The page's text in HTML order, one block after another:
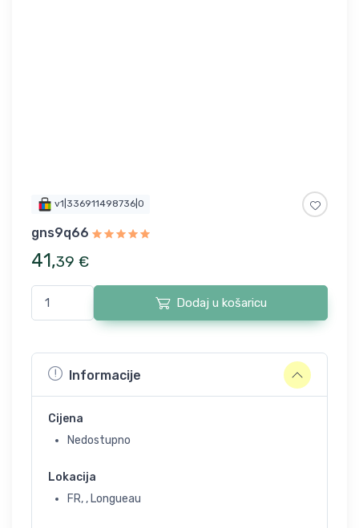
v1|336911498736|0
gns9q66
41,39 €
Dodaj u košaricu
Informacije
Cijena
Nedostupno
Lokacija
FR, , Longueau